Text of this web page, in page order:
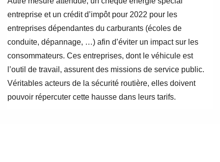
entreprise et un crédit d’impôt pour 2022 pour les
entreprises dépendantes du carburants (écoles de
conduite, dépannage, …) afin d’éviter un impact sur les
consommateurs. Ces entreprises, dont le véhicule est
l’outil de travail, assurent des missions de service public.
Véritables acteurs de la sécurité routière, elles doivent
pouvoir répercuter cette hausse dans leurs tarifs.